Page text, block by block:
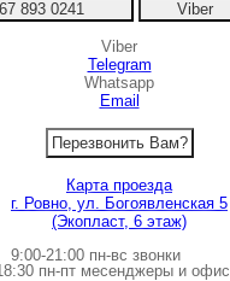
893 0241
Viber
Viber
Telegram
Whatsapp
Email
Перезвонить Вам?
Карта проезда
г. Ровно, ул. Богоявленская 5
(Экопласт, 6 этаж)
9:00-21:00 пн-вс звонки
пн-пт месенджеры и офис